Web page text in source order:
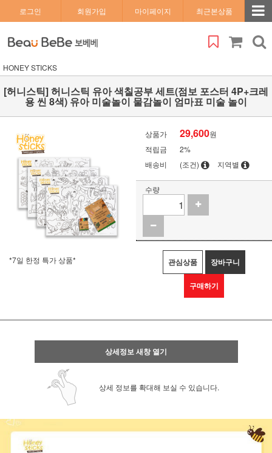
로그인 회원가입 마이페이지 최근본상품
HONEY STICKS
[허니스틱] 허니스틱 유아 색칠공부 세트(점보 포스터 4P+크레
용 씬 8색) 유아 미술놀이 물감놀이 엄마표 미술 놀이
*7일 한정 특가 상품*
상품가 29,600원
적립금
2%
배송비
(조건) 지역별
수량
관심상품 장바구니
구매하기
상세정보 새창 열기
상세 정보를 확대해 보실 수 있습니다.